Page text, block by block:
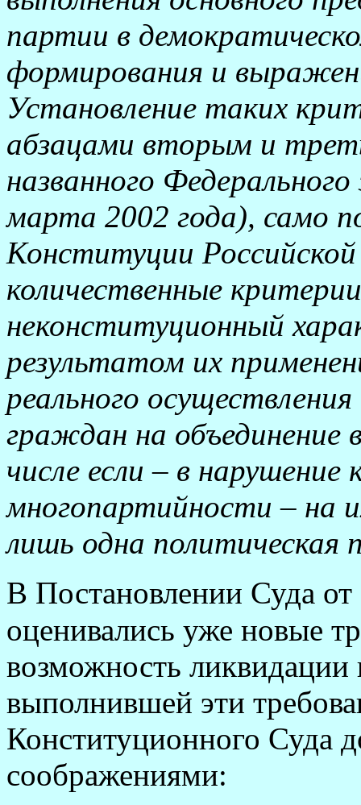
партии в
формирования и
Установление таких
абзацами вторым и
названного
марта 2002 года), само
Конституции
количественные
неконституционный
результатом их
реального
граждан на объединение
числе если – в
многопартийности – на
лишь одна политическая
В Постановлении Суда
оценивались уже новые
возможность ликвидации
выполнившей эти
Конституционного Суда
соображениями: